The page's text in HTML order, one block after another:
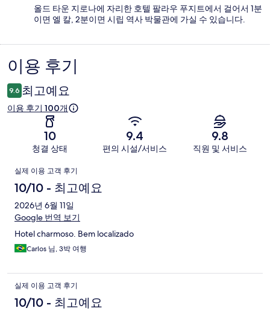
올드 타운 지로나에 자리한 호텔 팔라우 푸지트에서 걸어서 1분
이면 엘 칼, 2분이면 시립 역사 박물관에 가실 수 있습니다.
이
용
후
이용 후기
9.6 최고예요
이용 후기 100개
10
청결 상태
9.4
편의 시설/서비스
9.8
직원 및 서비스
이
용
후
기
실제 이용 고객 후기
10/10 - 최고예요
2026년 6월 11일
Google 번역 보기
Hotel charmoso. Bem localizado
Carlos 님, 3박 여행
실제 이용 고객 후기
10/10 - 최고예요